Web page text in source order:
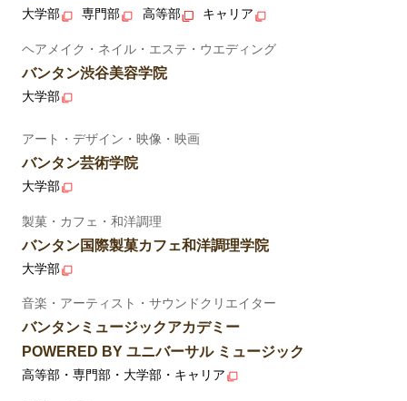
大学部 専門部 高等部 キャリア
ヘアメイク・ネイル・エステ・ウエディング
バンタン渋谷美容学院
大学部
アート・デザイン・映像・映画
バンタン芸術学院
大学部
製菓・カフェ・和洋調理
バンタン国際製菓カフェ和洋調理学院
大学部
音楽・アーティスト・サウンドクリエイター
バンタンミュージックアカデミー
POWERED BY ユニバーサル ミュージック
高等部・専門部・大学部・キャリア